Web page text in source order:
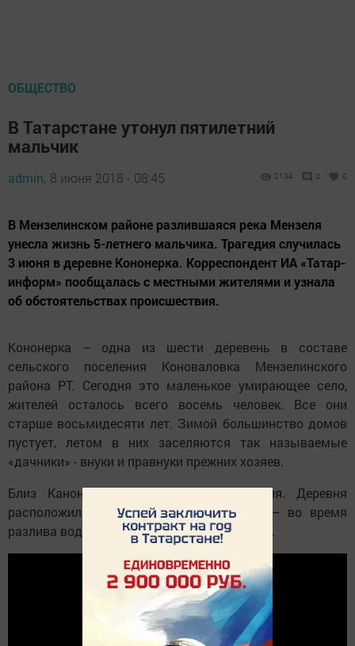
ОБЩЕСТВО
В Татарстане утонул пятилетний
мальчик
admin, 8 июня 2018 - 08:45 2134 0 0
В Мензелинском районе разлившаяся река Мензеля
унесла жизнь 5-летнего мальчика. Трагедия случилась
3 июня в деревне Кононерка. Корреспондент ИА «Татар-
информ» пообщалась с местными жителями и узнала
об обстоятельствах происшествия.
Кононерка – одна из шести деревень в составе
сельского поселения Коноваловка Мензелинского
района РТ. Сегодня это маленькое умирающее село,
жителей осталось всего восемь человек. Все они
старше восьмидесяти лет. Зимой большинство домов
пустует, летом в них заселяются так называемые
«дачники» - внуки и правнуки прежних хозяев.
Близ Канонерки протекает река Мензеля. Деревня
расположилась буквально на ее берегу – во время
разлива вода доходит чуть ли не до дворов.